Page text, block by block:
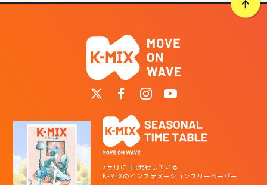
3ヶ月に1回発行している
K-MIXのインフォメーションフリーペーパー